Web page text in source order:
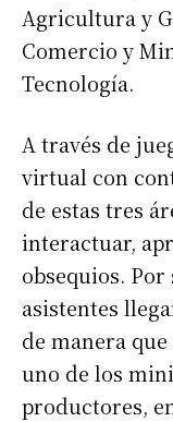
Agricultura y
Comercio y
Tecnología.
A través de
virtual con
de estas tres
interactuar,
obsequios.
asistentes
de manera
uno de los
productores,